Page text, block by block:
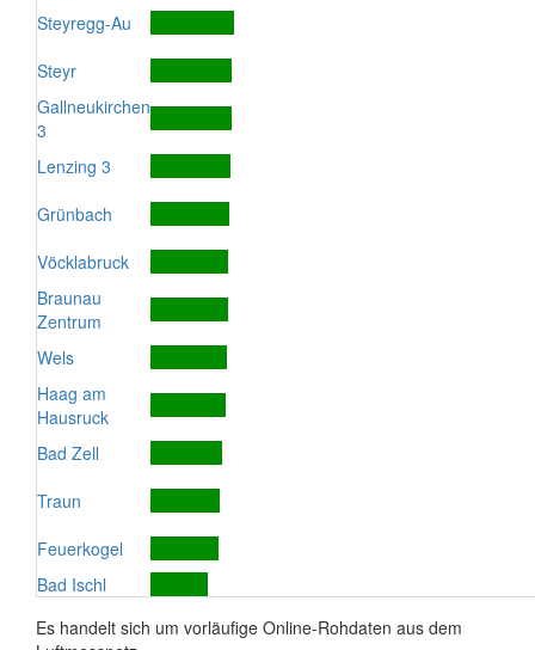
Steyregg-Au
Steyr
Gallneukirchen
3
Lenzing 3
Grünbach
Vöcklabruck
Braunau
Zentrum
Wels
Haag am
Hausruck
Bad Zell
Traun
Feuerkogel
Bad Ischl
Es handelt sich um vorläufige Online-Rohdaten aus dem